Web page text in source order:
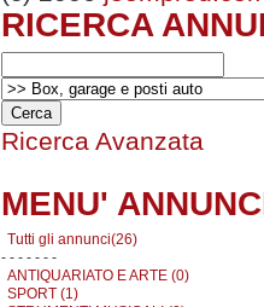
RICERCA
Ricerca Avanzata
MENU'
Tutti gli annunci(26)
- - - - - - -
ANTIQUARIATO E ARTE (0)
SPORT (1)